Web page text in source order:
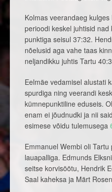
Kolmas veerandaeg
perioodi keskel juhtisid
punktiga seisul 37:32.
nõelusid aga vahe taas
neljandikku juhtis Tartu
Eelmäe vedamisel alustati
spurdiga ning veerandi
kümnepunktiline eduseis.
enam ei jõudnudki ja nii
esimese võidu tulemusega
Emmanuel Wembi oli
lauapalliga. Edmunds
seitse korvisöötu, Hendrik
Saal kaheksa ja Märt